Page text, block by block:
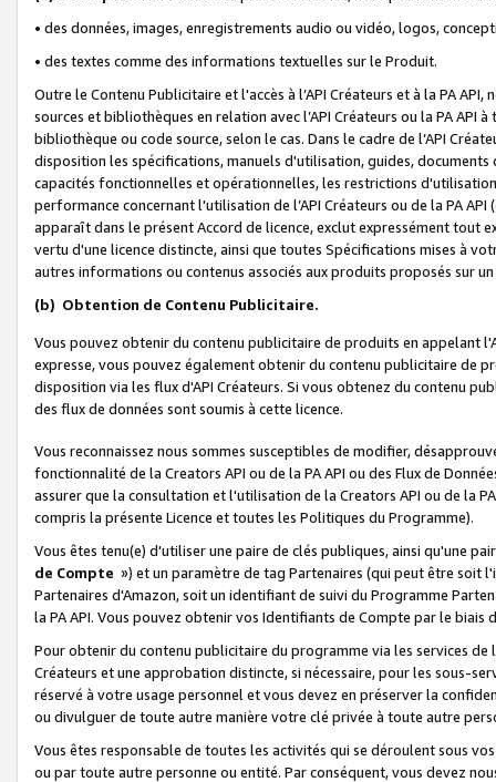
• des données, images, enregistrements audio ou vidéo, logos,
• des textes comme des informations textuelles sur le Produit.
Outre le Contenu Publicitaire et l'accès à l’API Créateurs et à la PA
sources et bibliothèques en relation avec l’API Créateurs ou la PA
bibliothèque ou code source, selon le cas. Dans le cadre de l’API
disposition les spécifications, manuels d'utilisation, guides,
capacités fonctionnelles et opérationnelles, les restrictions
performance concernant l'utilisation de l’API Créateurs ou de la PA
apparaît dans le présent Accord de licence, exclut expressément tout
vertu d'une licence distincte, ainsi que toutes Spécifications mises à
autres informations ou contenus associés aux produits proposés sur
(b) Obtention de Contenu Publicitaire.
Vous pouvez obtenir du contenu publicitaire de produits en appelant
expresse, vous pouvez également obtenir du contenu publicitaire de
disposition via les flux d'API Créateurs. Si vous obtenez du contenu
des flux de données sont soumis à cette licence.
Vous reconnaissez nous sommes susceptibles de modifier,
fonctionnalité de la Creators API ou de la PA API ou des Flux de
assurer que la consultation et l'utilisation de la Creators API ou de la
compris la présente Licence et toutes les Politiques du Programme).
Vous êtes tenu(e) d'utiliser une paire de clés publiques, ainsi qu'une
de Compte ») et un paramètre de tag Partenaires (qui peut être soit
Partenaires d'Amazon, soit un identifiant de suivi du Programme
la PA API. Vous pouvez obtenir vos Identifiants de Compte par le biais
Pour obtenir du contenu publicitaire du programme via les services
Créateurs et une approbation distincte, si nécessaire, pour les sous-
réservé à votre usage personnel et vous devez en préserver la
ou divulguer de toute autre manière votre clé privée à toute autre
Vous êtes responsable de toutes les activités qui se déroulent sous
ou par toute autre personne ou entité. Par conséquent, vous devez